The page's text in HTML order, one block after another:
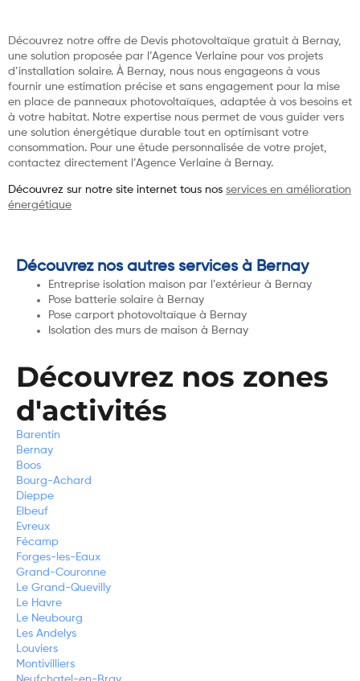
Découvrez notre offre de Devis photovoltaïque gratuit à Bernay,
une solution proposée par l’Agence Verlaine pour vos projets
d’installation solaire. À Bernay, nous nous engageons à vous
fournir une estimation précise et sans engagement pour la mise
en place de panneaux photovoltaïques, adaptée à vos besoins et
à votre habitat. Notre expertise nous permet de vous guider vers
une solution énergétique durable tout en optimisant votre
consommation. Pour une étude personnalisée de votre projet,
contactez directement l’Agence Verlaine à Bernay.
Découvrez sur notre site internet tous nos services en amélioration
énergétique
Découvrez nos autres services à Bernay
Entreprise isolation maison par l’extérieur à Bernay
Pose batterie solaire à Bernay
Pose carport photovoltaïque à Bernay
Isolation des murs de maison à Bernay
Découvrez nos zones
d'activités
Barentin
Bernay
Boos
Bourg-Achard
Dieppe
Elbeuf
Evreux
Fécamp
Forges-les-Eaux
Grand-Couronne
Le Grand-Quevilly
Le Havre
Le Neubourg
Les Andelys
Louviers
Montivilliers